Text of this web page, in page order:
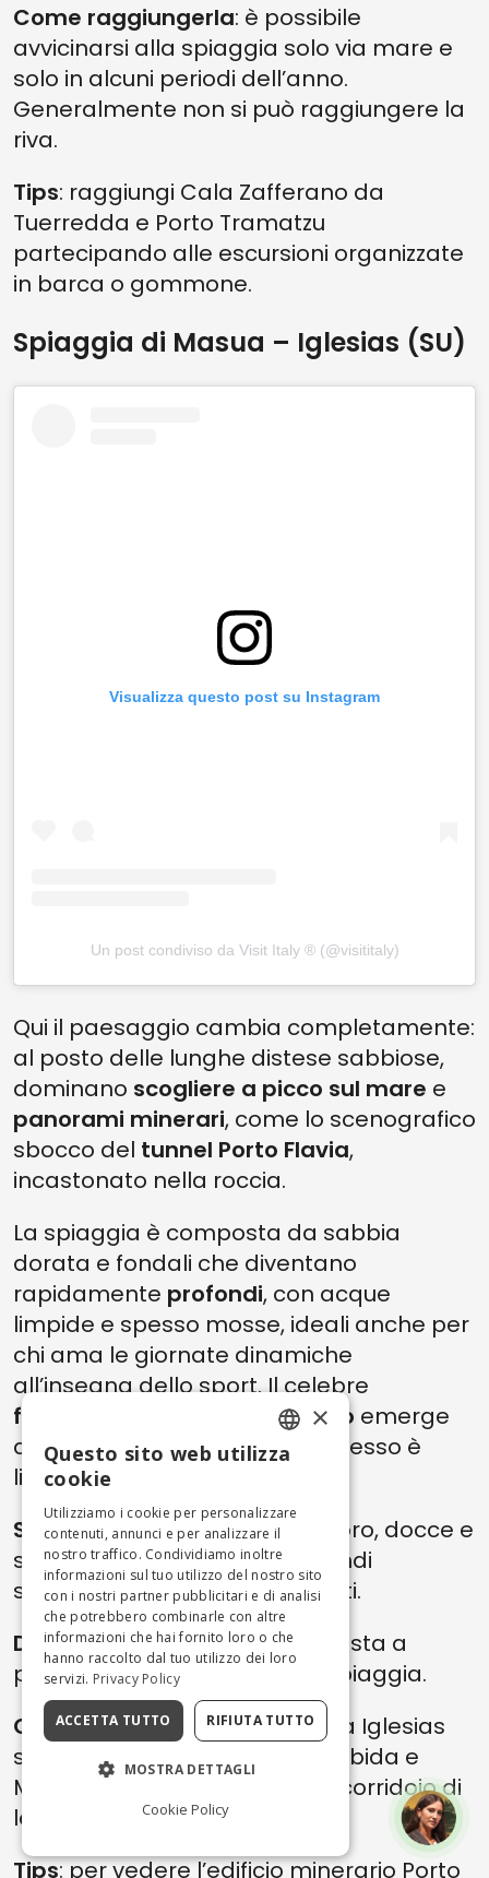
Come raggiungerla: è possibile
avvicinarsi alla spiaggia solo via mare e
solo in alcuni periodi dell’anno.
Generalmente non si può raggiungere la
riva.
Tips: raggiungi Cala Zafferano da
Tuerredda e Porto Tramatzu
partecipando alle escursioni organizzate
in barca o gommone.
Spiaggia di Masua – Iglesias (SU)
Visualizza questo post su Instagram
Un post condiviso da Visit Italy ® (@visititaly)
Qui il paesaggio cambia completamente:
al posto delle lunghe distese sabbiose,
dominano scogliere a picco sul mare e
panorami minerari, come lo scenografico
sbocco del tunnel Porto Flavia,
incastonato nella roccia.
La spiaggia è composta da sabbia
dorata e fondali che diventano
rapidamente profondi, con acque
limpide e spesso mosse, ideali anche per
chi ama le giornate dinamiche
all’insegna dello sport. Il celebre
faraglione del Pan di Zucchero emerge
dall’acqua poco al largo. L’accesso è
libero.
Servizi presenti: bar, punti ristoro, docce e
servizi igienici; non ci sono grandi
stabilimenti balneari strutturati.
Dove parcheggiare: area di sosta a
pagamento nei pressi della spiaggia.
Come raggiungerla: in auto da Iglesias
seguendo le indicazioni per Nebida e
Masua. In barca, sfruttando il corridoio di
lancio della spiaggia.
Tips: per vedere l’edificio minerario Porto
ENGLISH
ITALIAN
×
Questo sito web utilizza
cookie
Utilizziamo i cookie per personalizzare
contenuti, annunci e per analizzare il
nostro traffico. Condividiamo inoltre
informazioni sul tuo utilizzo del nostro sito
con i nostri partner pubblicitari e di analisi
che potrebbero combinarle con altre
informazioni che hai fornito loro o che
hanno raccolto dal tuo utilizzo dei loro
servizi. Privacy Policy
ACCETTA TUTTO RIFIUTA TUTTO
MOSTRA DETTAGLI
Cookie Policy